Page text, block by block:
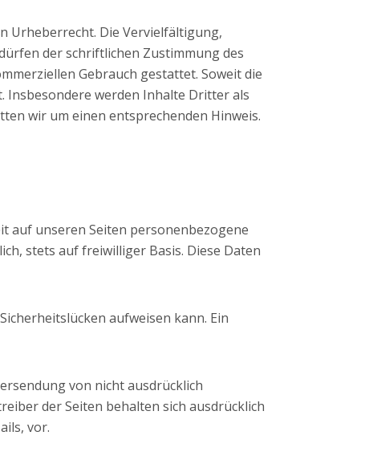
Urheberrecht. Die Vervielfältigung,
der schriftlichen Zustimmung des
Gebrauch gestattet. Soweit die
Insbesondere werden Inhalte Dritter als
wir um einen entsprechenden Hinweis.
auf unseren Seiten personenbezogene
stets auf freiwilliger Basis. Diese Daten
aufweisen kann. Ein
von nicht ausdrücklich
der Seiten behalten sich ausdrücklich
vor.